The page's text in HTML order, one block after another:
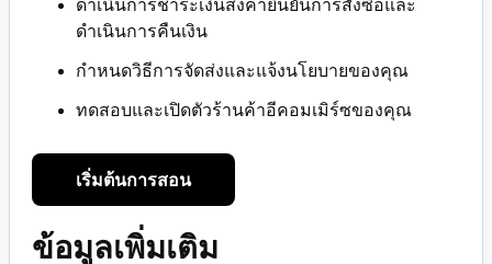
ดำเนินการชำระเงินส่งคำยืนยันการสั่งซื้อและ
ดำเนินการคืนเงิน
กำหนดวิธีการจัดส่งและแจ้งนโยบายของคุณ
ทดสอบและเปิดตัวร้านค้าอีคอมเมิร์ซของคุณ
เริ่มต้นการสอน
ข้อมูลเพิ่มเติม